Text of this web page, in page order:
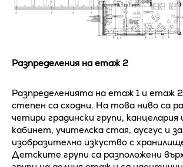
Разпределения на етаж 2
Разпределенията на етаж 1 и етаж
степен са сходни. На това ниво са
четири градински групи, канцелария
кабинет, учителска стая, аусгус и
изобразително изкуство с
Детските групи са разположени